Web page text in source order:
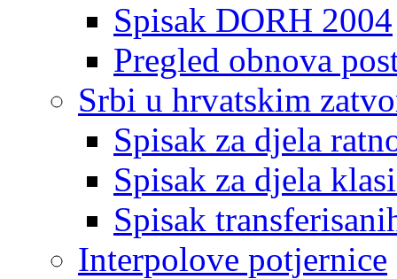
Spisak DORH 2004
Pregled obnova
Srbi u hrvatskim
Spisak za djela
Spisak za djela
Spisak
Interpolove potjernice